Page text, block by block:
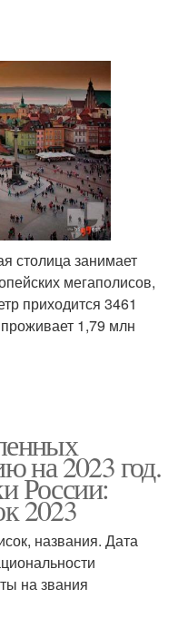
столица занимает
мегаполисов,
приходится 3461
1,79 млн
на 2023 год.
России:
2023
названия. Дата
на звания